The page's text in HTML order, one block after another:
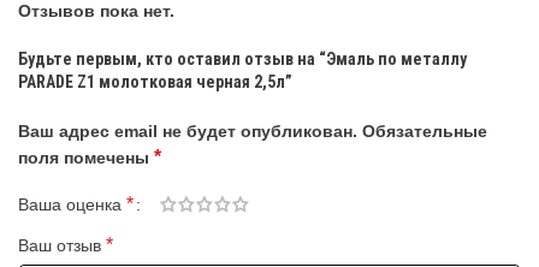
Отзывов пока нет.
Будьте первым, кто оставил отзыв на “Эмаль по металлу
PARADE Z1 молотковая черная 2,5л”
Ваш адрес email не будет опубликован. Обязательные
поля помечены *
Ваша оценка *
Ваш отзыв *